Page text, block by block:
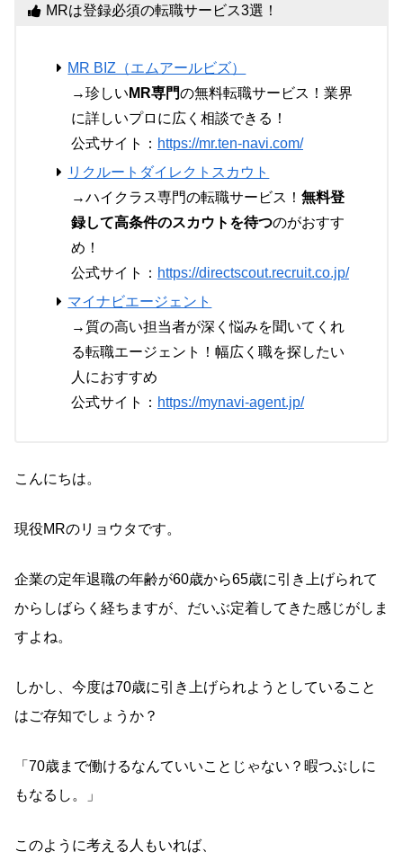
MRは登録必須の転職サービス3選！
MR BIZ（エムアールビズ）
→珍しい MR専門の無料転職サービス！業界
に詳しいプロに広く相談できる！
公式サイト： https://mr.ten-navi.com/
リクルートダイレクトスカウト
→ハイクラス専門の転職サービス！ 無料登
録して高条件のスカウトを待つのがおすす
め！
公式サイト： https://directscout.recruit.co.jp/
マイナビエージェント
→質の高い担当者が深く悩みを聞いてくれ
る転職エージェント！幅広く職を探したい
人におすすめ
公式サイト： https://mynavi-agent.jp/
こんにちは。
現役MRのリョウタです。
企業の定年退職の年齢が60歳から65歳に引き上げられて
からしばらく経ちますが、だいぶ定着してきた感じがしま
すよね。
しかし、今度は70歳に引き上げられようとしていること
はご存知でしょうか？
「70歳まで働けるなんていいことじゃない？暇つぶしに
もなるし。」
このように考える人もいれば、